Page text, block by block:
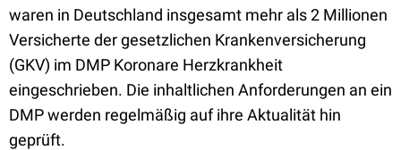
waren in Deutschland insgesamt mehr als 2 Millionen
Versicherte der gesetzlichen Krankenversicherung
(GKV) im DMP Koronare Herzkrankheit
eingeschrieben. Die inhaltlichen Anforderungen an ein
DMP werden regelmäßig auf ihre Aktualität hin
geprüft.